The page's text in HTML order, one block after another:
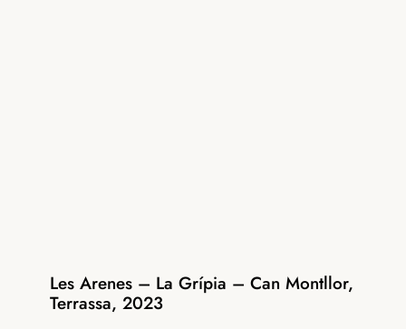
Les Arenes – La Grípia – Can Montllor,
Terrassa, 2023